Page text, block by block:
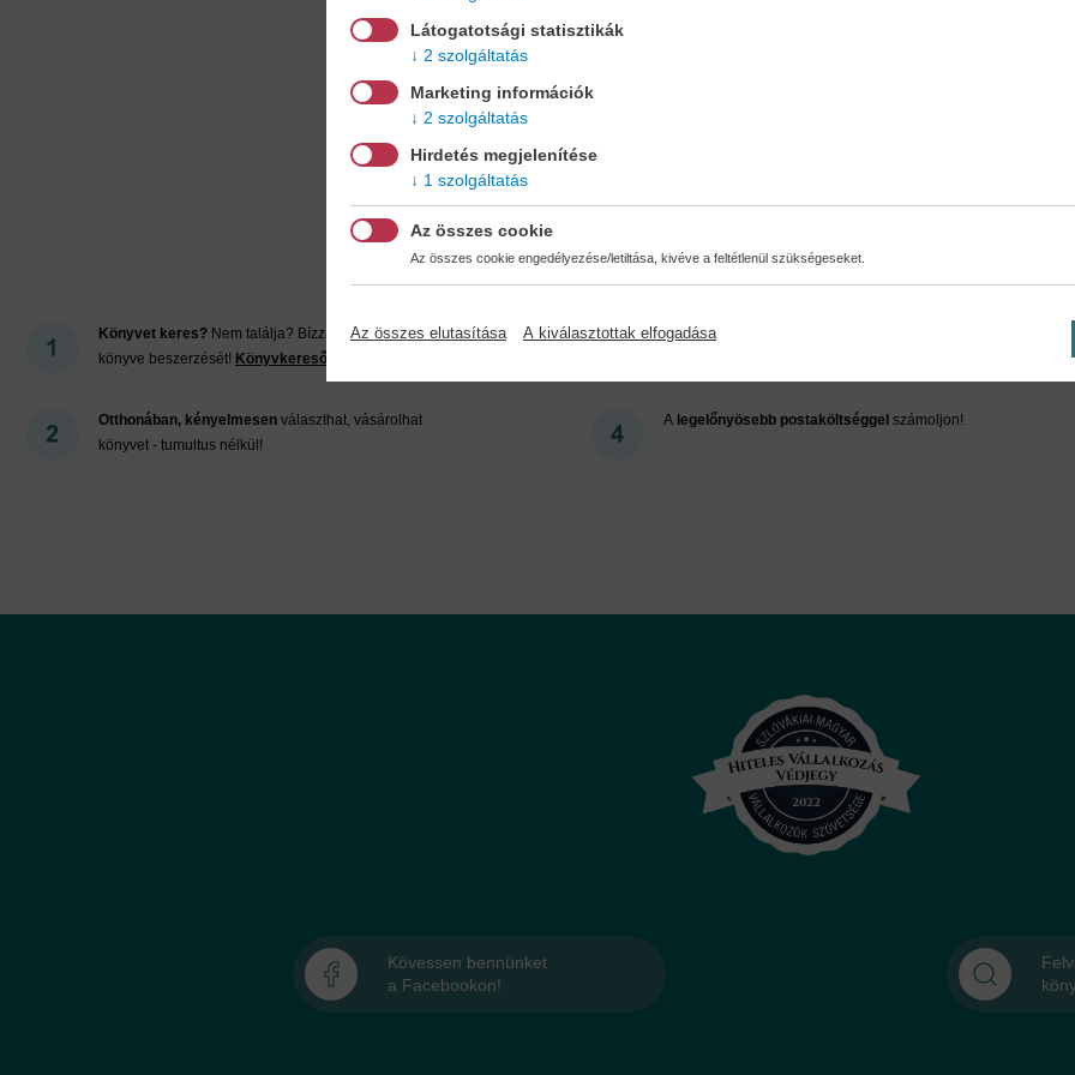
Miért regisztráljon az
Könyvet keres? Nem találja? Bízza ránk kedvenc
könyve beszerzését! Könyvkereső-szolgálat
Otthonában, kényelmesen választhat, vásárolhat
könyvet - tumultus nélkül!
Kedvezmények, nyereményjátékok, bónuszok
A legelőnyösebb postaköltséggel számoljon!
Kövessen bennünket
a Facebookon!
Látogatotsági statisztikák
2 szolgáltatás
Marketing információk
2 szolgáltatás
Hirdetés megjelenítése
1 szolgáltatás
Az összes cookie
Az összes cookie engedélyezése/letiltása, kivéve a feltétlenül szükségeseket.
Az összes elutasítása A kiválasztottak elfogadása